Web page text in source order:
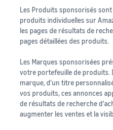
Les Produits sponsorisés
produits individuelles sur
les pages de résultats de
pages détaillées des produits.
Les Marques sponsorisées
votre portefeuille de produits.
marque, d'un titre
vos produits, ces annonces
de résultats de recherche
augmenter les ventes et la